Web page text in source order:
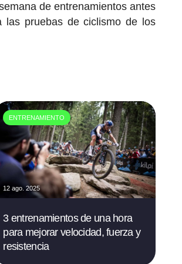
de entrenamientos antes
pruebas de ciclismo de los
ENTRENAMIENTO
12 ago. 2025
3 entrenamientos de una hora
para mejorar velocidad, fuerza y
resistencia